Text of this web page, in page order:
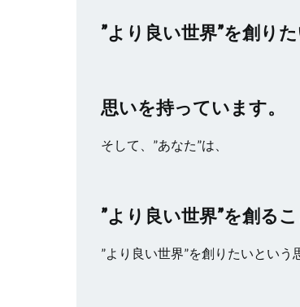
”より良い世界”を創り
思いを持っています。
そして、”あなた”は、
”より良い世界”を創る
”より良い世界”を創りたいという